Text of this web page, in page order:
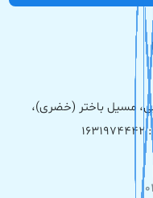
مسیل باختر (خضری)،